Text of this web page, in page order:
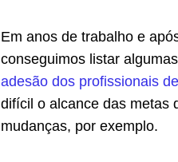
Em anos de trabalho e
conseguimos listar
adesão dos profissionais
difícil o alcance das metas
mudanças, por exemplo.